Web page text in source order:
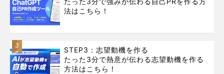
法はこちら！
3
STEP3：志望動機を作る
たった3分で熱意が伝わる志望動機を作る
方法はこちら！